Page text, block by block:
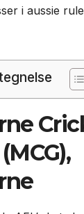
i aussie